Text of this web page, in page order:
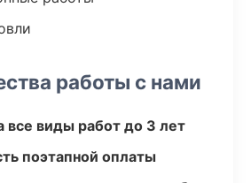
работы с нами
все виды работ до 3 лет
поэтапной оплаты